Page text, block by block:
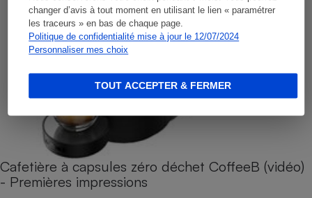
changer d’avis à tout moment en utilisant le lien « paramétrer
les traceurs » en bas de chaque page.
Politique de confidentialité mise à jour le 12/07/2024
Personnaliser mes choix
TOUT ACCEPTER & FERMER
Cafetière à capsules zéro déchet CoffeeB (vidéo)
- Premières impressions